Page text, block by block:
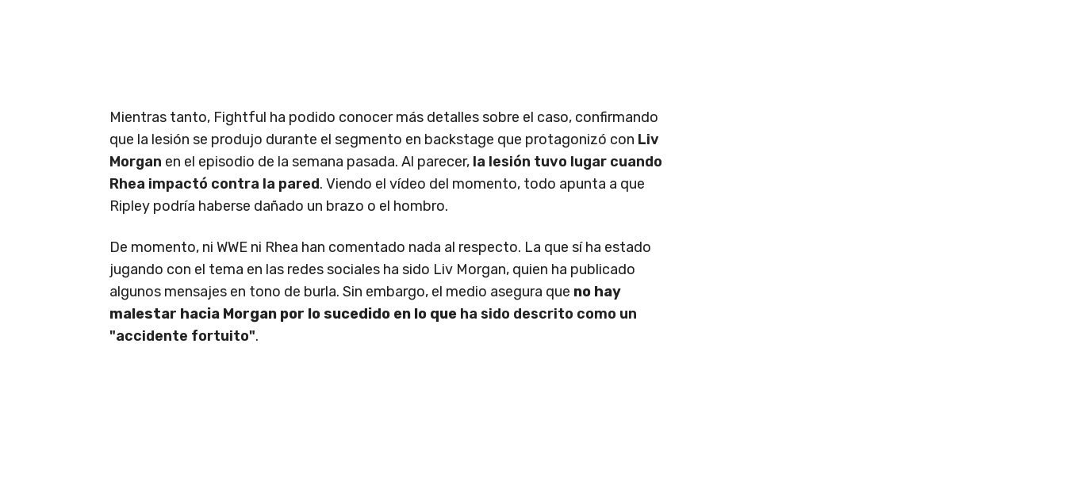
Mientras tanto, Fightful ha podido conocer más detalles sobre el caso, confirmando
que la lesión se produjo durante el segmento en backstage que protagonizó con Liv
Morgan en el episodio de la semana pasada. Al parecer, la lesión tuvo lugar cuando
Rhea impactó contra la pared. Viendo el vídeo del momento, todo apunta a que
Ripley podría haberse dañado un brazo o el hombro.
De momento, ni WWE ni Rhea han comentado nada al respecto. La que sí ha estado
jugando con el tema en las redes sociales ha sido Liv Morgan, quien ha publicado
algunos mensajes en tono de burla. Sin embargo, el medio asegura que no hay
malestar hacia Morgan por lo sucedido en lo que ha sido descrito como un
"accidente fortuito".